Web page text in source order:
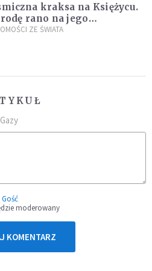
kraksa na Księżycu.
rano na jego
dojdzie do
ZE ŚWIATA
moderowany
KOMENTARZ